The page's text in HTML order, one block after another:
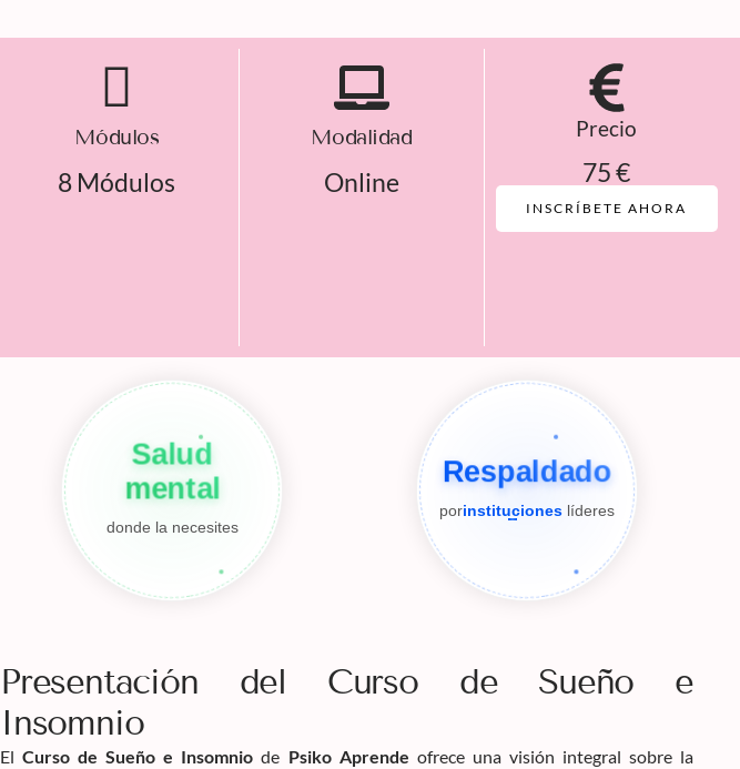
Módulos
8 Módulos
Modalidad
Online
Precio
75 €
INSCRÍBETE AHORA
Salud
mental
donde la necesites
Respaldado
porinstituciones líderes
Presentación del Curso de Sueño e
Insomnio
ElCurso de Sueño e Insomnio de Psiko Aprende ofrece una visión integral sobre la